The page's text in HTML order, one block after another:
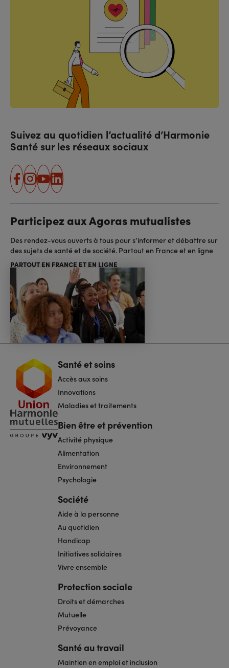
Suivez au quotidien l’actualité d’Harmonie
Santé sur les réseaux sociaux
facebook
instagram
youtube
linkedin
Participez aux Agoras mutualistes
Des rendez-vous ouverts à tous pour s’informer et débattre sur
des sujets de santé et de société. Partout en France et en ligne
PARTOUT EN FRANCE ET EN LIGNE
Navigation
de
page
Santé et soins
Accès aux soins
Innovations
Maladies et traitements
Bien être et prévention
Activité physique
Alimentation
Environnement
Psychologie
Société
Aide à la personne
Au quotidien
Handicap
Initiatives solidaires
Vivre ensemble
Protection sociale
Droits et démarches
Mutuelle
Prévoyance
Santé au travail
Maintien en emploi et inclusion